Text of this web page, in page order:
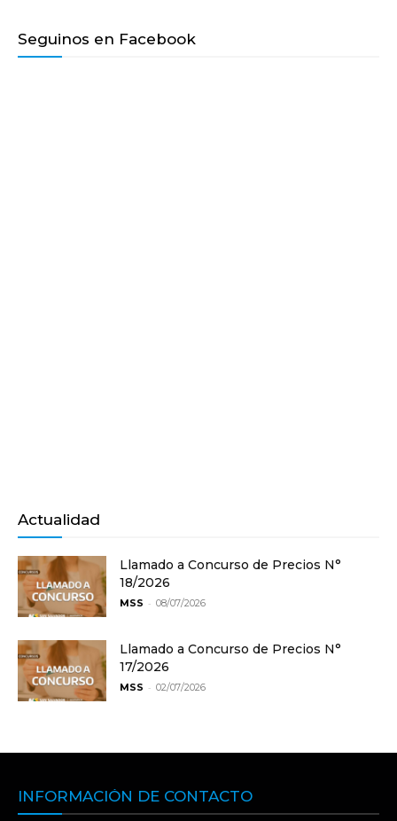
Seguinos en Facebook
Actualidad
Llamado a Concurso de Precios N°
18/2026
MSS - 08/07/2026
Llamado a Concurso de Precios N°
17/2026
MSS - 02/07/2026
INFORMACIÓN DE CONTACTO